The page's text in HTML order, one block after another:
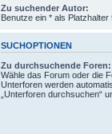
Zu suchender Autor:
Benutze ein * als
SUCHOPTIONEN
Zu durchsuchende Foren:
Wähle das Forum oder die
Unterforen werden
„Unterforen durchsuchen“